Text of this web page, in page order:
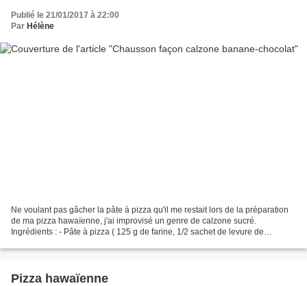
Publié le 21/01/2017 à 22:00
Par Hélène
Ne voulant pas gâcher la pâte à pizza qu'il me restait lors de la préparation
de ma pizza hawaïenne, j'ai improvisé un genre de calzone sucré.
Ingrédients : - Pâte à pizza ( 125 g de farine, 1/2 sachet de levure de
Pizza hawaïenne